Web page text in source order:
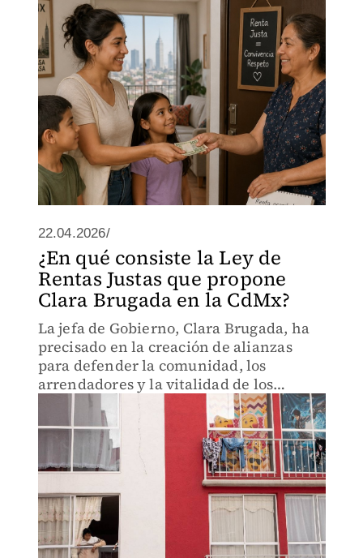
22.04.2026/
¿En qué consiste la Ley de
Rentas Justas que propone
Clara Brugada en la CdMx?
La jefa de Gobierno, Clara Brugada, ha
precisado en la creación de alianzas
para defender la comunidad, los
arrendadores y la vitalidad de los
barrios.